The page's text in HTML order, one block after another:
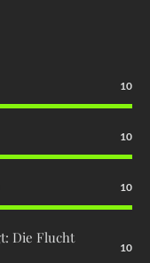
10
10
10
Die Flucht
10